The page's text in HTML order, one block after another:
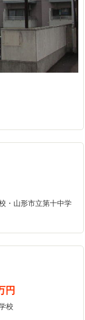
・山形市立第十中学
円
校